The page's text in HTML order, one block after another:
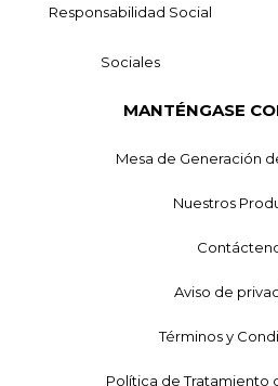
Responsabilidad Social
Sociales
MANTÉNGASE
Mesa de Generación
Nuestros
Aviso de
Términos y
Política de Tratamiento